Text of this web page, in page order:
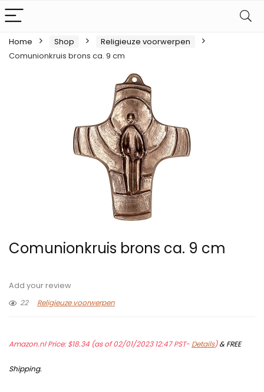
Home Shop
Religieuze voorwerpen
Comunionkruis brons ca. 9 cm
Comunionkruis brons ca. 9 cm
Add your review
22
Religieuze voorwerpen
Amazon.nl Price:$18.34 (as of 02/01/2023 12:47 PST- Details)&FREE
Shipping.